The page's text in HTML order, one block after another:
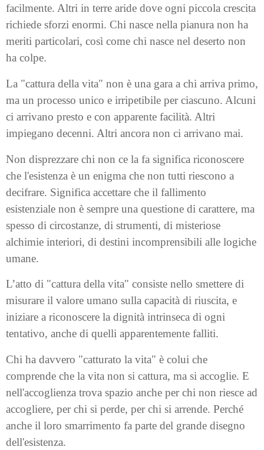
facilmente. Altri in terre aride dove ogni piccola crescita
richiede sforzi enormi. Chi nasce nella pianura non ha
meriti particolari, così come chi nasce nel deserto non
ha colpe.
La "cattura della vita" non è una gara a chi arriva primo,
ma un processo unico e irripetibile per ciascuno. Alcuni
ci arrivano presto e con apparente facilità. Altri
impiegano decenni. Altri ancora non ci arrivano mai.
Non disprezzare chi non ce la fa significa riconoscere
che l'esistenza è un enigma che non tutti riescono a
decifrare. Significa accettare che il fallimento
esistenziale non è sempre una questione di carattere, ma
spesso di circostanze, di strumenti, di misteriose
alchimie interiori, di destini incomprensibili alle logiche
umane.
L’atto di "cattura della vita" consiste nello smettere di
misurare il valore umano sulla capacità di riuscita, e
iniziare a riconoscere la dignità intrinseca di ogni
tentativo, anche di quelli apparentemente falliti.
Chi ha davvero "catturato la vita" è colui che
comprende che la vita non si cattura, ma si accoglie. E
nell'accoglienza trova spazio anche per chi non riesce ad
accogliere, per chi si perde, per chi si arrende. Perché
anche il loro smarrimento fa parte del grande disegno
dell'esistenza.